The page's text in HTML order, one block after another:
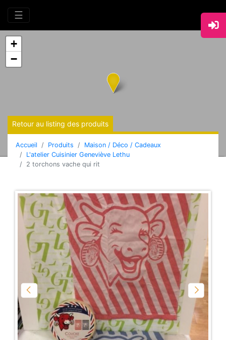
☰
+
−
Retour au listing des produits
Accueil Produits
Maison / Déco / Cadeaux
L'atelier Cuisinier Geneviève Lethu
2 torchons vache qui rit